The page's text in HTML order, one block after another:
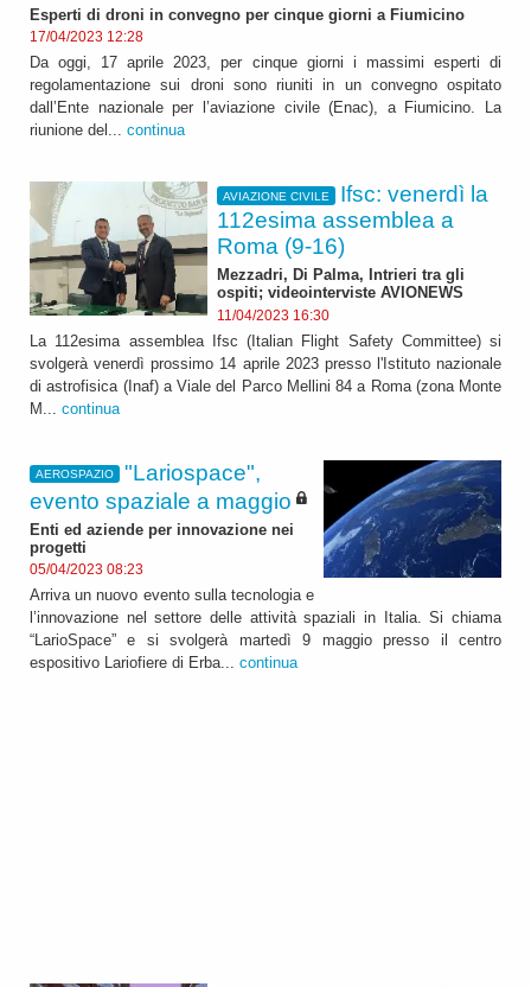
Esperti di droni in convegno per cinque giorni a Fiumicino
17/04/2023 12:28
Da oggi, 17 aprile 2023, per cinque giorni i massimi esperti di
regolamentazione sui droni sono riuniti in un convegno ospitato
dall’Ente nazionale per l’aviazione civile (Enac), a Fiumicino. La
riunione del... continua
AVIAZIONE CIVILE
Ifsc: venerdì la
112esima assemblea a
Roma (9-16)
Mezzadri, Di Palma, Intrieri tra gli
ospiti; videointerviste AVIONEWS
11/04/2023 16:30
La 112esima assemblea Ifsc (Italian Flight Safety Committee) si
svolgerà venerdì prossimo 14 aprile 2023 presso l'Istituto nazionale
di astrofisica (Inaf) a Viale del Parco Mellini 84 a Roma (zona Monte
M... continua
AEROSPAZIO
"Lariospace",
evento spaziale a maggio
Enti ed aziende per innovazione nei
progetti
05/04/2023 08:23
Arriva un nuovo evento sulla tecnologia e
l’innovazione nel settore delle attività spaziali in Italia. Si chiama
“LarioSpace” e si svolgerà martedì 9 maggio presso il centro
espositivo Lariofiere di Erba... continua